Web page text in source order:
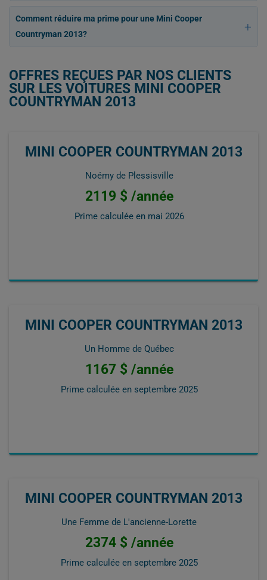
Comment réduire ma prime pour une Mini Cooper
Countryman 2013?
OFFRES REÇUES PAR NOS CLIENTS
SUR LES VOITURES MINI COOPER
COUNTRYMAN 2013
MINI COOPER COUNTRYMAN 2013
Noémy de Plessisville
2119 $ /année
Prime calculée en mai 2026
MINI COOPER COUNTRYMAN 2013
Un Homme de Québec
1167 $ /année
Prime calculée en septembre 2025
MINI COOPER COUNTRYMAN 2013
Une Femme de L'ancienne-Lorette
2374 $ /année
Prime calculée en septembre 2025